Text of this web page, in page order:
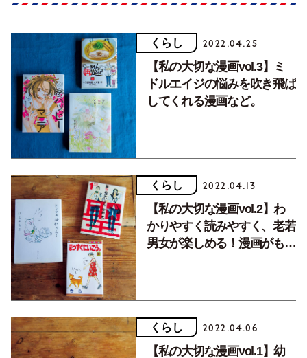
くらし 2022.04.25
【私の大切な漫画vol.3】ミ
ドルエイジの悩みを吹き飛ば
してくれる漫画など。
くらし 2022.04.13
【私の大切な漫画vol.2】わ
かりやすく読みやすく、老若
男女が楽しめる！漫画がもた
くらし 2022.04.06
【私の大切な漫画vol.1】幼